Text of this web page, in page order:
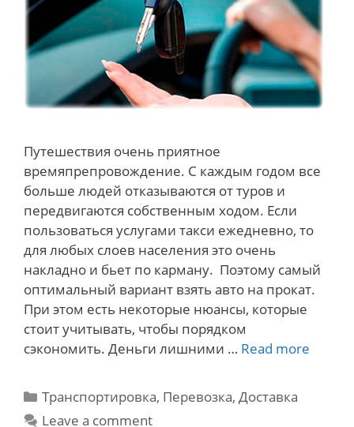
Путешествия очень приятное
времяпрепровождение. С каждым годом все
больше людей отказываются от туров и
передвигаются собственным ходом. Если
пользоваться услугами такси ежедневно, то
для любых слоев населения это очень
накладно и бьет по карману. Поэтому самый
оптимальный вариант взять авто на прокат.
При этом есть некоторые нюансы, которые
стоит учитывать, чтобы порядком
сэкономить. Деньги лишними … Read more
Categories
Транспортировка, Перевозка, Доставка
Leave a comment